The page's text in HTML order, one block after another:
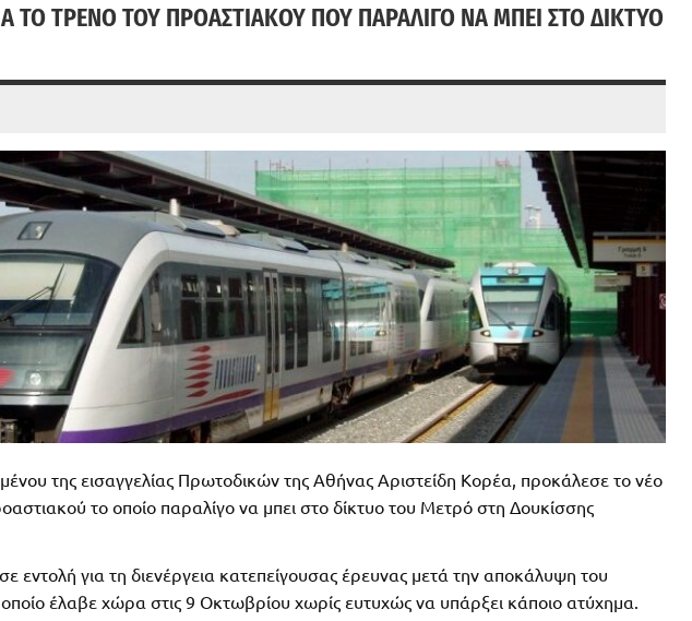
ΤΟ ΤΡΈΝΟ ΤΟΥ ΠΡΟΑΣΤΙΑΚΟΎ ΠΟΥ ΠΑΡΑΛΊΓΟ ΝΑ ΜΠΕΙ ΣΤΟ ΔΊΚΤΥΟ
της εισαγγελίας Πρωτοδικών της Αθήνας Αριστείδη Κορέα, προκάλεσε το νέο
το οποίο παραλίγο να μπει στο δίκτυο του Μετρό στη Δουκίσσης
εντολή για τη διενέργεια κατεπείγουσας έρευνας μετά την αποκάλυψη του
έλαβε χώρα στις 9 Οκτωβρίου χωρίς ευτυχώς να υπάρξει κάποιο ατύχημα.